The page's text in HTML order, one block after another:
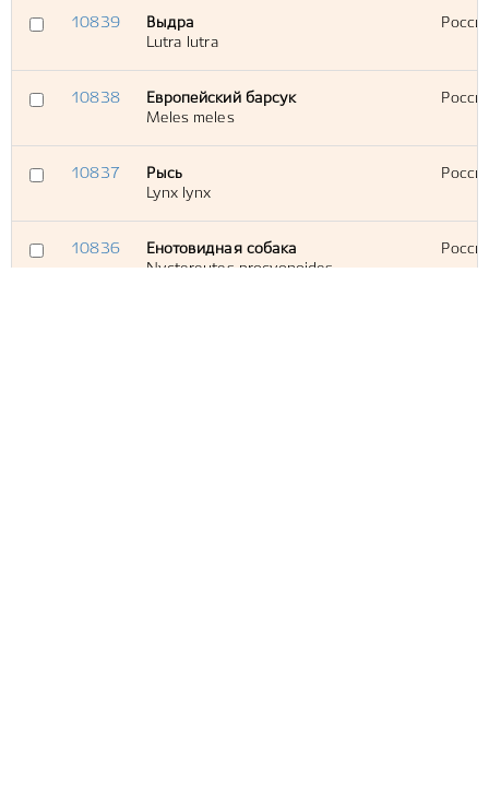
10839
Выдра
Lutra lutra
10838
Европейский барсук
Meles meles
10837
Рысь
Lynx lynx
10836
Енотовидная собака
Nyctereutes procyonoides